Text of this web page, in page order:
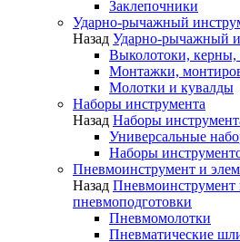
Заклепочники
Ударно-рычажный
Назад Ударно-рычажный
Выколотоки, керны,
Монтажки,
Молотки и кувалды
Наборы инструмента
Назад Наборы
Универсальные
Наборы
Пневмоинструмент и
Назад Пневмоинструмент
пневмоподготовки
Пневмомолотки
Пневматические